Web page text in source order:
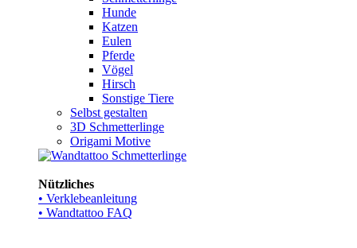
Hunde
Katzen
Eulen
Pferde
Vögel
Hirsch
Sonstige Tiere
Selbst gestalten
3D Schmetterlinge
Origami Motive
Nützliches
• Verklebeanleitung
• Wandtattoo FAQ